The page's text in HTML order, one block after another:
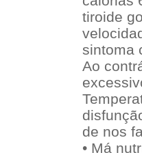
tiroide
sintoma
Ao
de nos
• Má